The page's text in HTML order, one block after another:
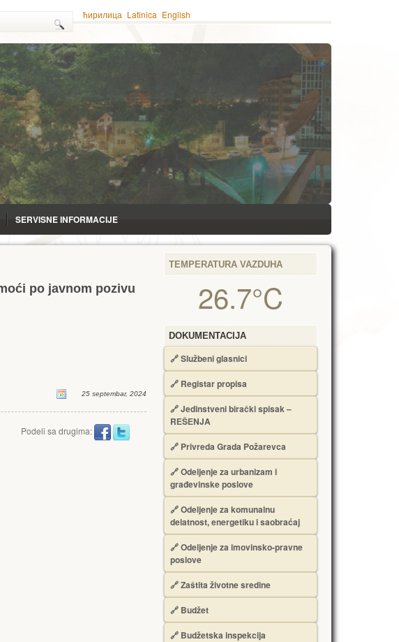
ћирилица Latinica English
SERVISNE INFORMACIJE
po javnom pozivu
25 septembar, 2024
Podeli sa drugima:
TEMPERATURA VAZDUHA
26.7°C
DOKUMENTACIJA
🔗Službeni glasnici
🔗 Registar propisa
🔗Jedinstveni birački spisak –
RЕŠЕNJA
🔗 Privreda Grada Požarevca
🔗Odeljenje za urbanizam i
građevinske poslove
🔗Odeljenje za komunalnu
delatnost, energetiku i saobraćaj
🔗Odeljenje za imovinsko-pravne
poslove
🔗Zaštita životne sredine
🔗 Budžet
🔗 Budžetska inspekcija